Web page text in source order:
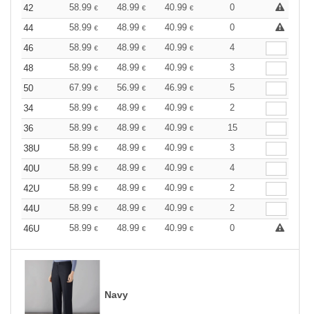
42
58.99 € 48.99 € 40.99 €
0
44
58.99 € 48.99 € 40.99 €
0
46
58.99 € 48.99 € 40.99 €
4
48
58.99 € 48.99 € 40.99 €
3
50
67.99 € 56.99 € 46.99 €
5
34
58.99 € 48.99 € 40.99 €
2
36
58.99 € 48.99 € 40.99 €
15
38U
58.99 € 48.99 € 40.99 €
3
40U
58.99 € 48.99 € 40.99 €
4
42U
58.99 € 48.99 € 40.99 €
2
44U
58.99 € 48.99 € 40.99 €
2
46U
58.99 € 48.99 € 40.99 € 0
Navy